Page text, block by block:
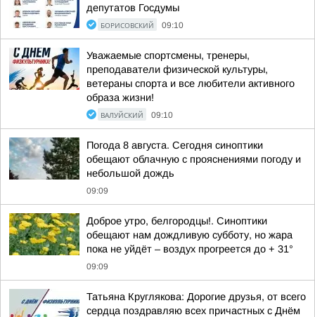
депутатов Госдумы
БОРИСОВСКИЙ 09:10
Уважаемые спортсмены, тренеры,
преподаватели физической культуры,
ветераны спорта и все любители активного
образа жизни!
ВАЛУЙСКИЙ 09:10
Погода 8 августа. Сегодня синоптики
обещают облачную с прояснениями погоду и
небольшой дождь
09:09
Доброе утро, белгородцы!. Синоптики
обещают нам дождливую субботу, но жара
пока не уйдёт – воздух прогреется до + 31°
09:09
Татьяна Круглякова: Дорогие друзья, от всего
сердца поздравляю всех причастных с Днём